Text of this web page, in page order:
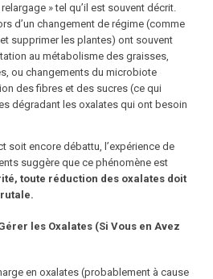
» tel qu’il est souvent décrit.
d’un changement de régime (comme
supprimer les plantes) ont souvent
au métabolisme des graisses,
ou changements du microbiote
des fibres et des sucres (ce qui
dégradant les oxalates qui ont besoin
soit encore débattu, l’expérience de
suggère que ce phénomène est
toute réduction des oxalates doit
les Oxalates (Si Vous en Avez
en oxalates (probablement à cause